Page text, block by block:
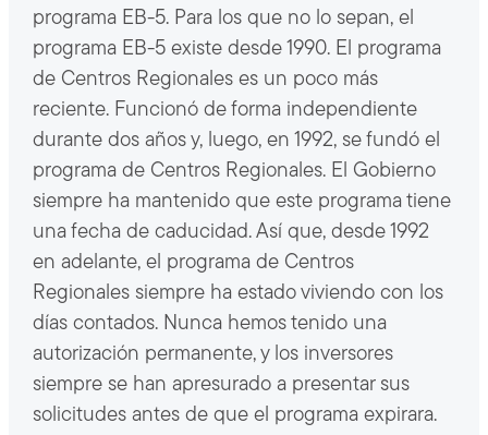
programa EB-5. Para los que no lo sepan, el
programa EB-5 existe desde 1990. El programa
de Centros Regionales es un poco más
reciente. Funcionó de forma independiente
durante dos años y, luego, en 1992, se fundó el
programa de Centros Regionales. El Gobierno
siempre ha mantenido que este programa tiene
una fecha de caducidad. Así que, desde 1992
en adelante, el programa de Centros
Regionales siempre ha estado viviendo con los
días contados. Nunca hemos tenido una
autorización permanente, y los inversores
siempre se han apresurado a presentar sus
solicitudes antes de que el programa expirara.